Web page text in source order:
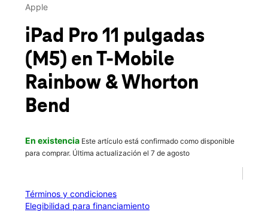
Jue.:
1726 Rainbow Drive Suite D Gadsden, AL 35901
Apple
iPad Pro 11 pulgadas
(M5) en T-Mobile
Rainbow & Whorton
Bend
En existencia Este artículo está confirmado como disponible
para comprar. Última actualización el 7 de agosto
Términos y condiciones
Elegibilidad para financiamiento